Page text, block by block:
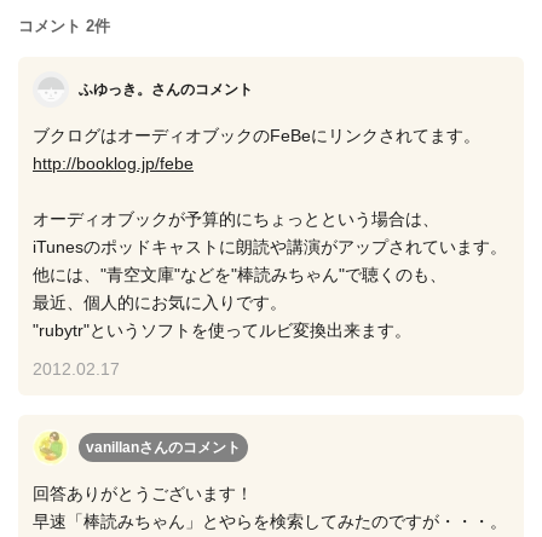
コメント 2件
ふゆっき。さんのコメント
ブクログはオーディオブックのFeBeにリンクされてます。
http://booklog.jp/febe
オーディオブックが予算的にちょっとという場合は、
iTunesのポッドキャストに朗読や講演がアップされています。
他には、"青空文庫"などを"棒読みちゃん"で聴くのも、
最近、個人的にお気に入りです。
"rubytr"というソフトを使ってルビ変換出来ます。
2012.02.17
vanillanさんのコメント
回答ありがとうございます！
早速「棒読みちゃん」とやらを検索してみたのですが・・・。